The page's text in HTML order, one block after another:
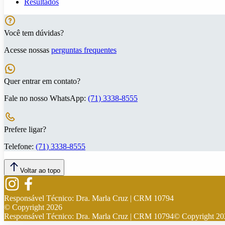
Você tem dúvidas?
Acesse nossas perguntas frequentes
Quer entrar em contato?
Fale no nosso WhatsApp: (71) 3338-8555
Prefere ligar?
Telefone: (71) 3338-8555
Voltar ao topo
Responsável Técnico: Dra. Marla Cruz | CRM 10794
© Copyright 2026
Responsável Técnico: Dra. Marla Cruz | CRM 10794© Copyright